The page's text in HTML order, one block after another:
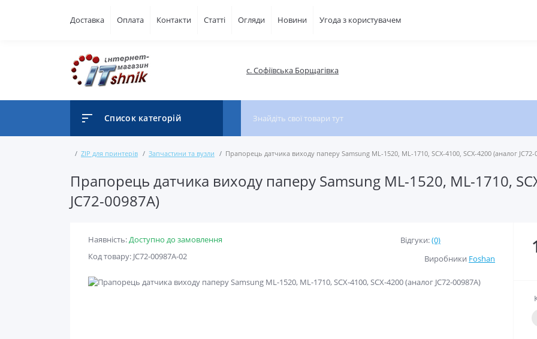
Доставка Оплата Контакти Статті Огляди Новини Угода з користувачем
с. Софіївська Борщагівка
Список категорій
ZIP для принтерів Запчастини та вузли Прапорець датчика виходу паперу Samsung ML-1520, ML-1710, SCX-4100, SCX-4200 (аналог JC72-
Прапорець датчика виходу паперу Samsung ML-1520, ML-1710,
JC72-00987A)
Наявність:Доступно до замовлення
Код товару: JC72-00987A-02
Відгуки:(0)
Виробники Foshan